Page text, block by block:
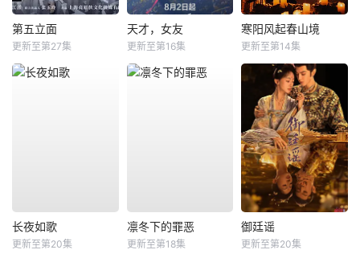
第五立面
更新至第27集
天才，女友
更新至第16集
寒阳风起春山境
更新至第14集
长夜如歌
更新至第20集
凛冬下的罪恶
更新至第18集
御廷谣
更新至第20集